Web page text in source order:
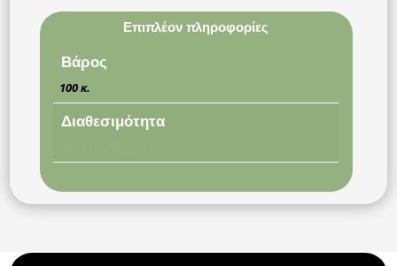
Επιπλέον πληροφορίες
Βάρος
100 κ.
Διαθεσιμότητα